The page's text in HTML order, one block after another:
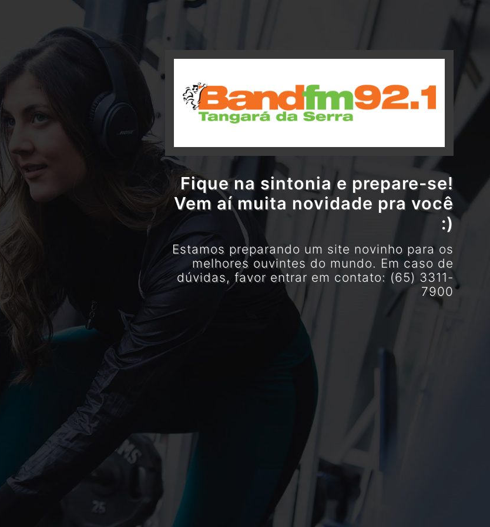
Fique na sintonia e prepare-se!
Vem aí muita novidade pra você
:)
Estamos preparando um site novinho para os
melhores ouvintes do mundo. Em caso de
dúvidas, favor entrar em contato: (65) 3311-
7900